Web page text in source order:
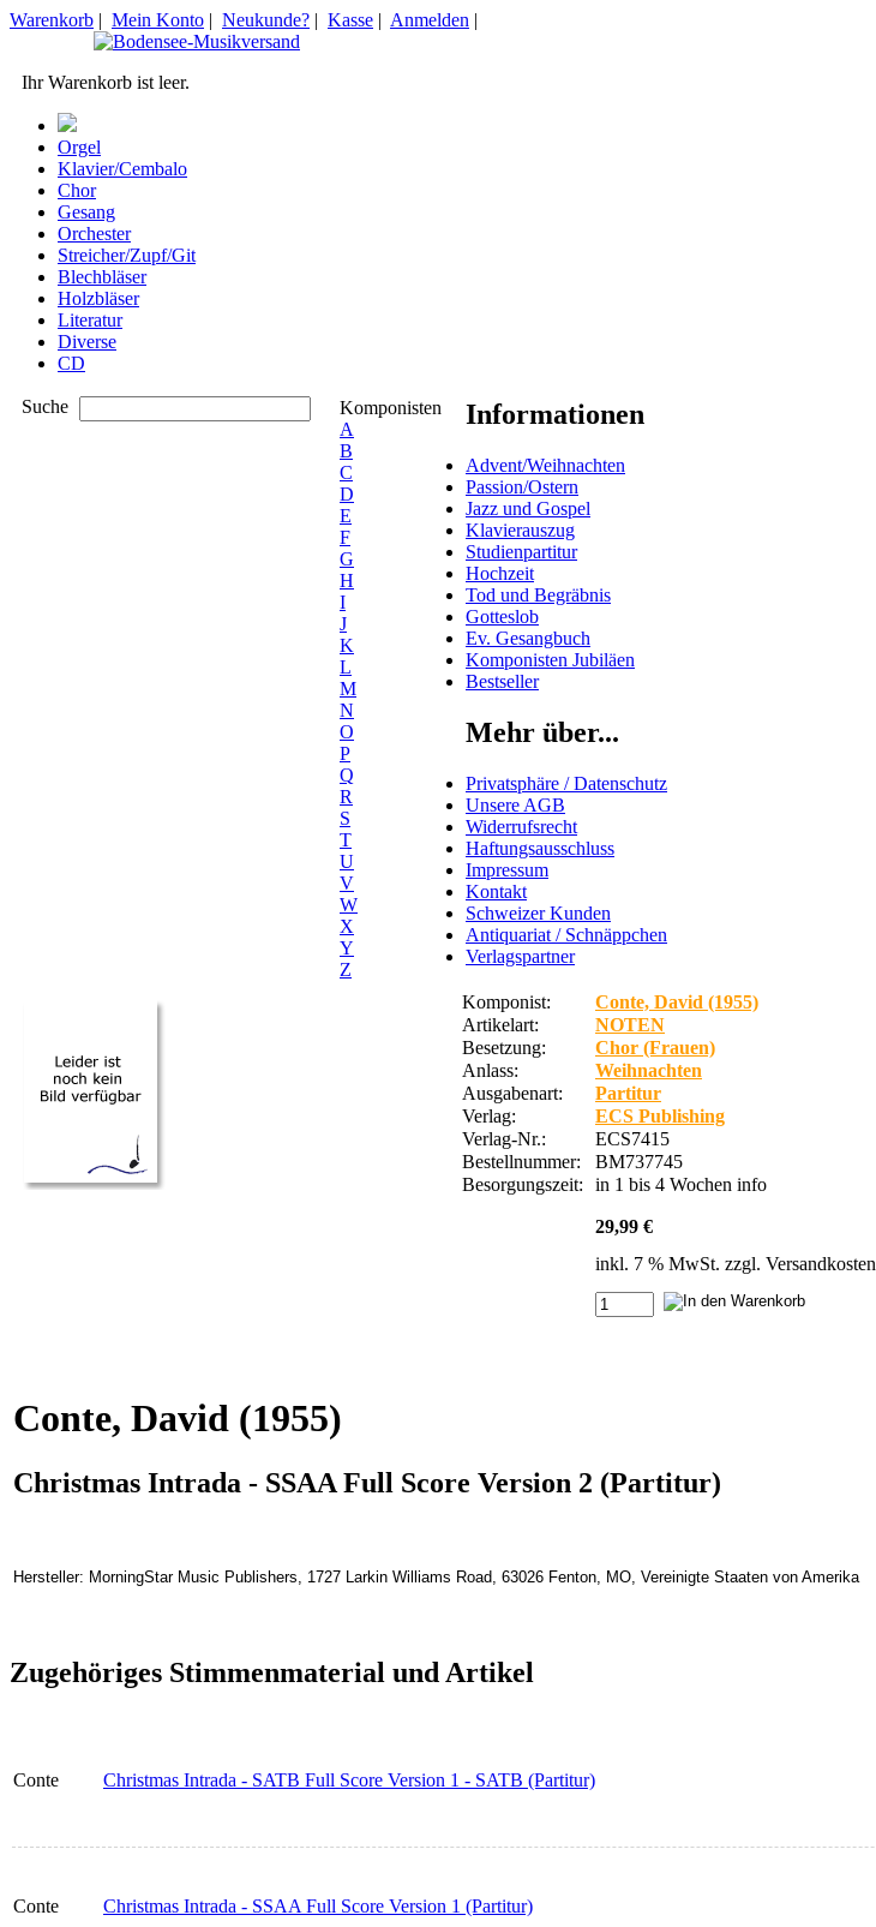
Warenkorb | Mein Konto | Neukunde? | Kasse | Anmelden |
Ihr Warenkorb ist leer.
Orgel
Klavier/Cembalo
Chor
Gesang
Orchester
Streicher/Zupf/Git
Blechbläser
Holzbläser
Literatur
Diverse
CD
Suche
Komponisten
A
B
C
D
E
F
G
H
I
J
K
L
M
N
O
P
Q
R
S
T
U
V
W
X
Y
Z
Informationen
Advent/Weihnachten
Passion/Ostern
Jazz und Gospel
Klavierauszug
Studienpartitur
Hochzeit
Tod und Begräbnis
Gotteslob
Ev. Gesangbuch
Komponisten Jubiläen
Bestseller
Mehr über...
Privatsphäre / Datenschutz
Unsere AGB
Widerrufsrecht
Haftungsausschluss
Impressum
Kontakt
Schweizer Kunden
Antiquariat / Schnäppchen
Verlagspartner
Komponist:
Conte, David (1955)
Artikelart:
NOTEN
Besetzung:
Chor (Frauen)
Anlass:
Weihnachten
Ausgabenart:
Partitur
Verlag:
ECS Publishing
Verlag-Nr.:
ECS7415
Bestellnummer:
BM737745
Besorgungszeit:
in 1 bis 4 Wochen info
29,99 €
inkl. 7 % MwSt. zzgl. Versandkosten
Conte, David (1955)
Christmas Intrada - SSAA Full Score Version 2 (Partitur)
Hersteller: MorningStar Music Publishers, 1727 Larkin Williams Road, 63026 Fenton, MO, Vereinigte Staaten von Amerika
Zugehöriges Stimmenmaterial und Artikel
Conte Christmas Intrada - SATB Full Score Version 1 - SATB (Partitur)
Conte Christmas Intrada - SSAA Full Score Version 1 (Partitur)